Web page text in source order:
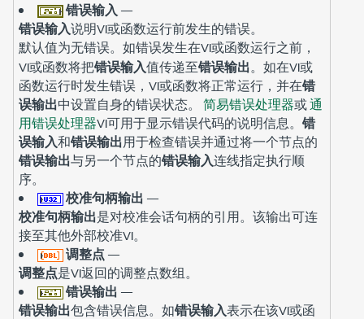
错误输入 —
错误输入说明VI或函数运行前发生的错误。
默认值为无错误。如错误发生在VI或函数运行之前，
VI或函数将把错误输入值传递至错误输出。如在VI或
函数运行时发生错误，VI或函数将正常运行，并在错
误输出中设置自身的错误状态。 简易错误处理器或通
用错误处理器VI可用于显示错误代码的说明信息。 错
误输入和错误输出用于检查错误并通过将一个节点的
错误输出与另一个节点的错误输入连线指定执行顺
序。
校准句柄输出 —
校准句柄输出是对校准会话句柄的引用。该输出可连
接至其他外部校准VI。
调整点 —
调整点是VI返回的调整点数组。
错误输出 —
错误输出包含错误信息。如错误输入表示在该VI或函